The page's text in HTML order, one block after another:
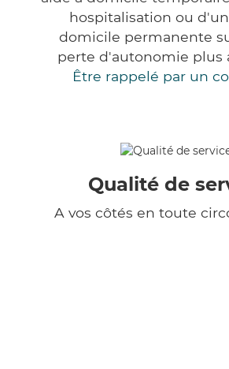
hospitalisation ou
domicile permanente
perte d'autonomie plus
Être rappelé par un
Qualité de
A vos côtés en toute